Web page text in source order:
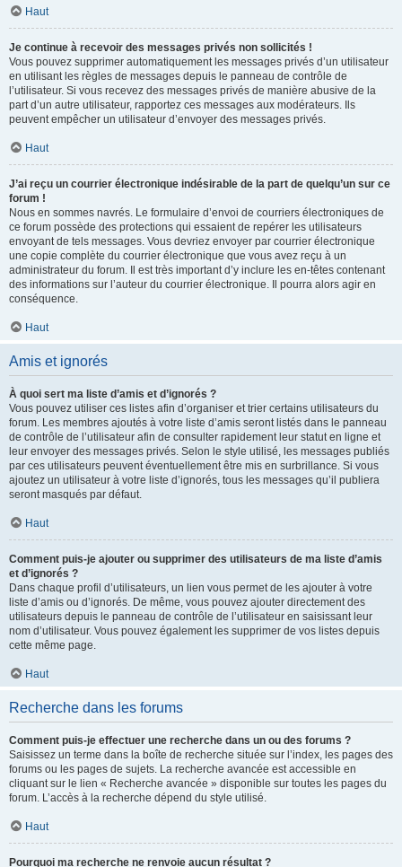
Haut
Je continue à recevoir des messages privés non sollicités !
Vous pouvez supprimer automatiquement les messages privés d’un utilisateur
en utilisant les règles de messages depuis le panneau de contrôle de
l’utilisateur. Si vous recevez des messages privés de manière abusive de la
part d’un autre utilisateur, rapportez ces messages aux modérateurs. Ils
peuvent empêcher un utilisateur d’envoyer des messages privés.
Haut
J’ai reçu un courrier électronique indésirable de la part de quelqu’un sur ce
forum !
Nous en sommes navrés. Le formulaire d’envoi de courriers électroniques de
ce forum possède des protections qui essaient de repérer les utilisateurs
envoyant de tels messages. Vous devriez envoyer par courrier électronique
une copie complète du courrier électronique que vous avez reçu à un
administrateur du forum. Il est très important d’y inclure les en-têtes contenant
des informations sur l’auteur du courrier électronique. Il pourra alors agir en
conséquence.
Haut
Amis et ignorés
À quoi sert ma liste d’amis et d’ignorés ?
Vous pouvez utiliser ces listes afin d’organiser et trier certains utilisateurs du
forum. Les membres ajoutés à votre liste d’amis seront listés dans le panneau
de contrôle de l’utilisateur afin de consulter rapidement leur statut en ligne et
leur envoyer des messages privés. Selon le style utilisé, les messages publiés
par ces utilisateurs peuvent éventuellement être mis en surbrillance. Si vous
ajoutez un utilisateur à votre liste d’ignorés, tous les messages qu’il publiera
seront masqués par défaut.
Haut
Comment puis-je ajouter ou supprimer des utilisateurs de ma liste d’amis
et d’ignorés ?
Dans chaque profil d’utilisateurs, un lien vous permet de les ajouter à votre
liste d’amis ou d’ignorés. De même, vous pouvez ajouter directement des
utilisateurs depuis le panneau de contrôle de l’utilisateur en saisissant leur
nom d’utilisateur. Vous pouvez également les supprimer de vos listes depuis
cette même page.
Haut
Recherche dans les forums
Comment puis-je effectuer une recherche dans un ou des forums ?
Saisissez un terme dans la boîte de recherche située sur l’index, les pages des
forums ou les pages de sujets. La recherche avancée est accessible en
cliquant sur le lien « Recherche avancée » disponible sur toutes les pages du
forum. L’accès à la recherche dépend du style utilisé.
Haut
Pourquoi ma recherche ne renvoie aucun résultat ?